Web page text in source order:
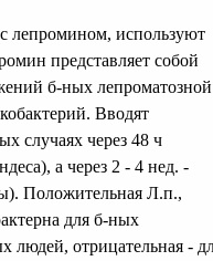
лепромином, используют
представляет собой
б-ных лепроматозной
Вводят
случаях через 48 ч
а через 2 - 4 нед. -
Положительная Л.п.,
для б-ных
людей, отрицательная -